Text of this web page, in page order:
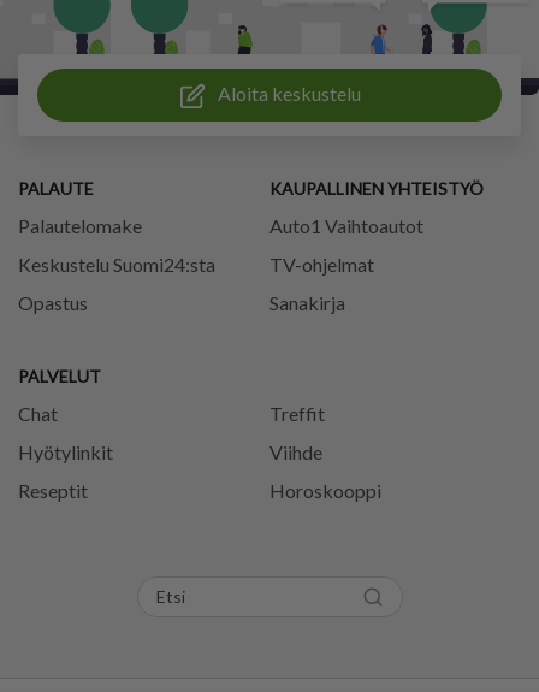
Aloita keskustelu
PALAUTE
Palautelomake
Keskustelu Suomi24:sta
Opastus
PALVELUT
Chat
Treffit
Hyötylinkit
Viihde
Reseptit
Horoskooppi
KAUPALLINEN YHTEISTYÖ
Auto1 Vaihtoautot
TV-ohjelmat
Sanakirja